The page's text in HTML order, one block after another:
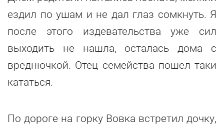
ездил по ушам и не дал глаз сомкнуть. Я
после этого издевательства уже сил
выходить не нашла, осталась дома с
вреднючкой. Отец семейства пошел таки
кататься.
По дороге на горку Вовка встретил дочку,